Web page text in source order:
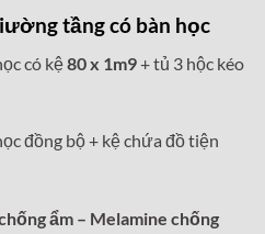
tầng có bàn học
có kệ80 x 1m9+ tủ 3 hộc kéo
đồng bộ + kệ chứa đồ tiện
ẩm – Melamine chống